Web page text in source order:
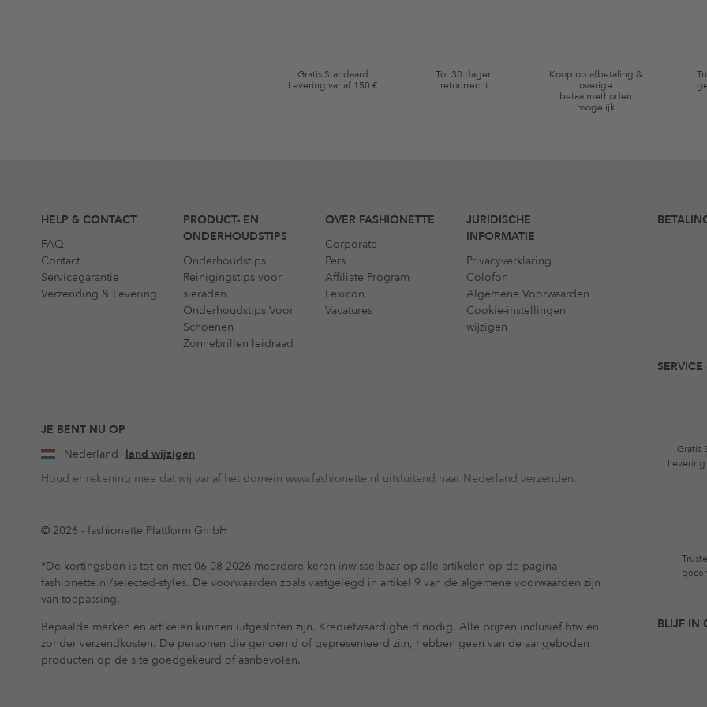
Gratis Standaard
Levering vanaf 150 €
Tot 30 dagen
retourrecht
Koop op afbetaling &
overige
betaalmethoden
mogelijk
HELP & CONTACT
FAQ
Contact
Servicegarantie
Verzending & Levering
PRODUCT- EN
ONDERHOUDSTIPS
Onderhoudstips
Reinigingstips voor
sieraden
Onderhoudstips Voor
Schoenen
Zonnebrillen leidraad
OVER FASHIONETTE
Corporate
Pers
Affiliate Program
Lexicon
Vacatures
JURIDISCHE
INFORMATIE
Privacyverklaring
Colofon
Algemene Voorwaarden
Cookie-instellingen
wijzigen
JE BENT NU OP
Nederland land wijzigen
Houd er rekening mee dat wij vanaf het domein www.fashionette.nl uitsluitend naar Nederland verzenden.
© 2026 - fashionette Plattform GmbH
*De kortingsbon is tot en met 06-08-2026 meerdere keren inwisselbaar op alle artikelen op de pagina
fashionette.nl/selected-styles. De voorwaarden zoals vastgelegd in artikel 9 van de algemene voorwaarden zijn
van toepassing.
Bepaalde merken en artikelen kunnen uitgesloten zijn. Kredietwaardigheid nodig. Alle prijzen inclusief btw en
zonder verzendkosten. De personen die genoemd of gepresenteerd zijn, hebben geen van de aangeboden
producten op de site goedgekeurd of aanbevolen.
Gratis
BLIJF IN